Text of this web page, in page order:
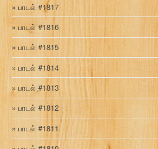
பாடல் #1817
பாடல் #1816
பாடல் #1815
பாடல் #1814
பாடல் #1813
பாடல் #1812
பாடல் #1811